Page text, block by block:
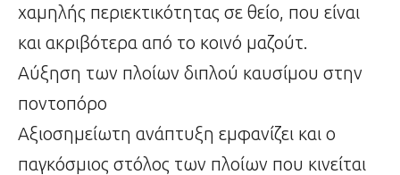
χαμηλής περιεκτικότητας σε θείο, που είναι
και ακριβότερα από το κοινό μαζούτ.
Αύξηση των πλοίων διπλού καυσίμου στην
ποντοπόρο
Αξιοσημείωτη ανάπτυξη εμφανίζει και ο
παγκόσμιος στόλος των πλοίων που κινείται